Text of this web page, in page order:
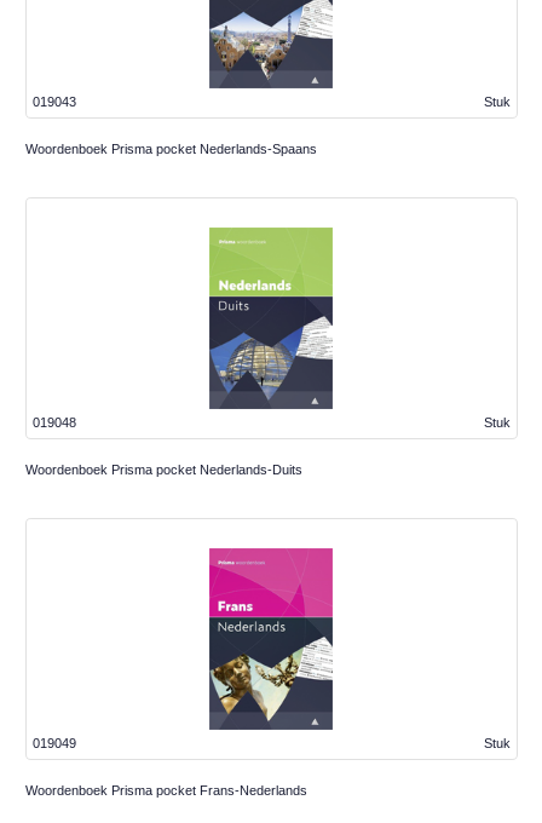
Stuk
019043
Woordenboek Prisma pocket Nederlands-Spaans
Stuk
019048
Woordenboek Prisma pocket Nederlands-Duits
Stuk
019049
Woordenboek Prisma pocket Frans-Nederlands